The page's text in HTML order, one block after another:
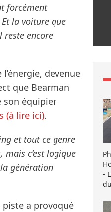
forcément
la voiture que
reste encore
devenue
que Bearman
son équipier
(à lire ici).
et tout ce genre
mais c’est logique
génération
a provoqué
-